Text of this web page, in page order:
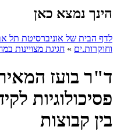
הינך נמצא כאן
לדף הבית של אוניברסיטת תל
וחוקרות.ים » חגיגת מצויינות
ד"ר בועז
פסיכולוגיות
בין קבוצות